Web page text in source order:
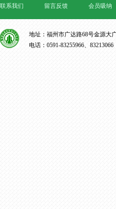
联系我们
留言反馈 会员吸纳
地址：福州市广达路68号金源大
电话：0591-83255966、